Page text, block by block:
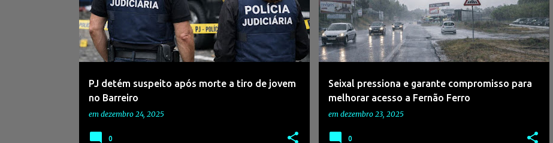
PJ detém suspeito após morte a tiro de jovem
no Barreiro
em dezembro 24, 2025
0
Seixal pressiona e garante compromisso para
melhorar acesso a Fernão Ferro
em dezembro 23, 2025
0